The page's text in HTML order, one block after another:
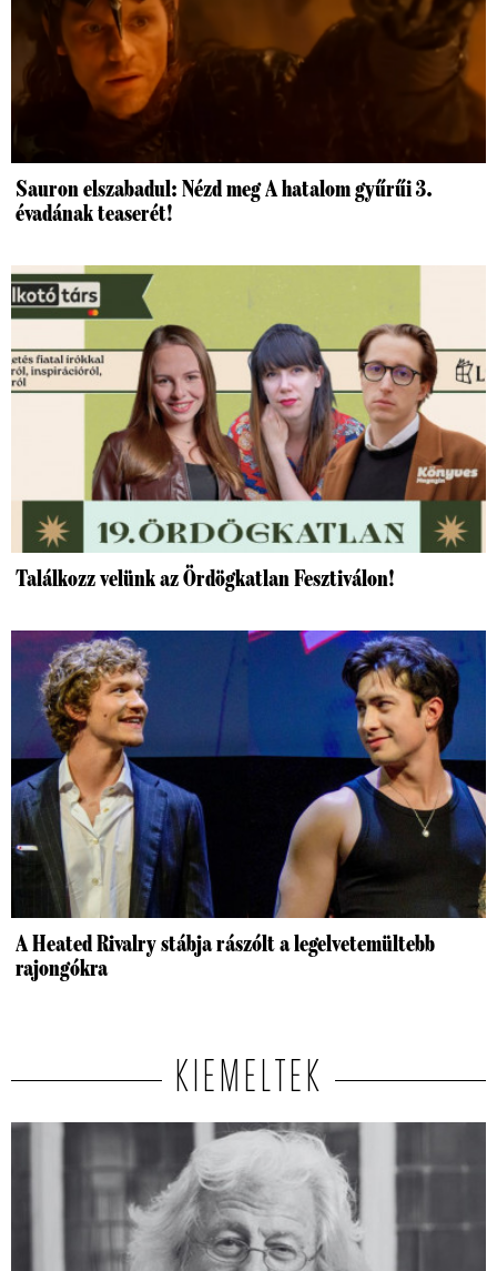
Sauron elszabadul: Nézd meg A hatalom gyűrűi 3.
évadának teaserét!
Találkozz velünk az Ördögkatlan Fesztiválon!
A Heated Rivalry stábja rászólt a legelvetemültebb
rajongókra
KIEMELTEK